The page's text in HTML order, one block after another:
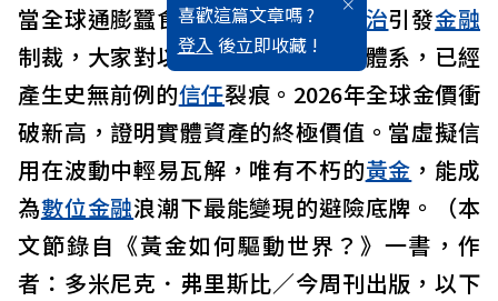
喜歡這篇文章嗎 ?
登入 後立即收藏 !
當全球通膨蠶食了購買力、地緣 政治引發金融
制裁，大家對以美元為核心的法幣體系，已經
產生史無前例的信任裂痕。2026年全球金價衝
破新高，證明實體資產的終極價值。當虛擬信
用在波動中輕易瓦解，唯有不朽的黃金 ，能成
為數位金融浪潮下最能變現的避險底牌。（本
文節錄自《黃金如何驅動世界？》一書，作
者：多米尼克．弗里斯比／今周刊出版，以下